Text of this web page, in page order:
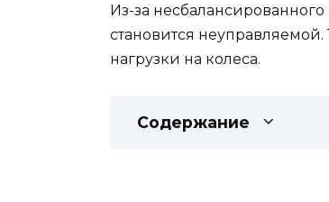
Из-за
становится
нагрузки на колеса.
Содержание